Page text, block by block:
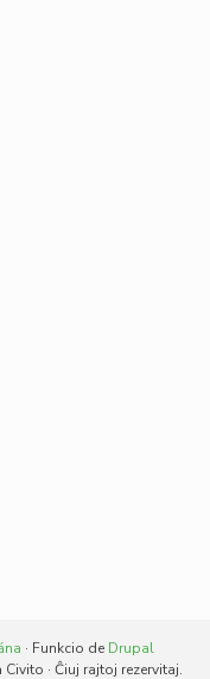
· Funkcio de Drupal
· Ĉiuj rajtoj rezervitaj.